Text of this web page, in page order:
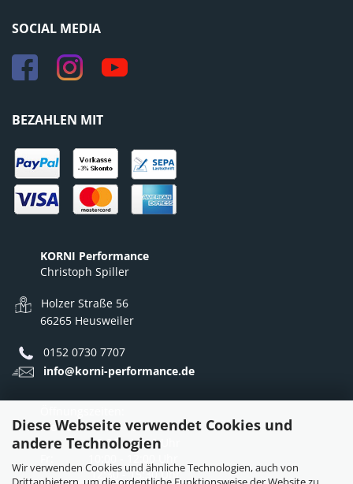
Diese Webseite verwendet Cookies und
andere Technologien
Wir verwenden Cookies und ähnliche Technologien, auch von
SOCIAL MEDIA
BEZAHLEN MIT
KORNI Performance
Christoph Spiller
Holzer Straße 56
66265 Heusweiler
0152 0730 7707
info@korni-performance.de
Mo - Do: 10:00 - 12:00 Uhr
12:30 - 16:30 Uhr
12:30 - 15:30 Uhr